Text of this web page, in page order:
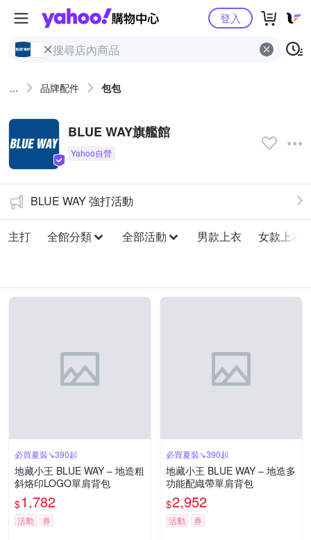
Yahoo購物中心
登入
... 品牌配件 包包
BLUE WAY旗艦館
BLUE WAY 強打活動
主打 全館分類 全部活動 男款上衣 女款上衣
必買夏裝↘390起
地藏小王 BLUE WAY – 地造粗
斜烙印LOGO單肩背包
$1,782
活動 券
必買夏裝↘390起
地藏小王 BLUE WAY – 地造多
功能配織帶單肩背包
$2,952
活動 券